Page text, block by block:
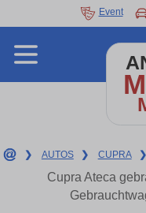
Event
❯ AUTOS ❯ CUPRA ❯
Cupra Ateca